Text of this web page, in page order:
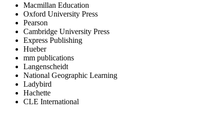
Macmillan Education
Oxford University Press
Pearson
Cambridge University Press
Express Publishing
Hueber
mm publications
Langenscheidt
National Geographic Learning
Ladybird
Hachette
CLE International